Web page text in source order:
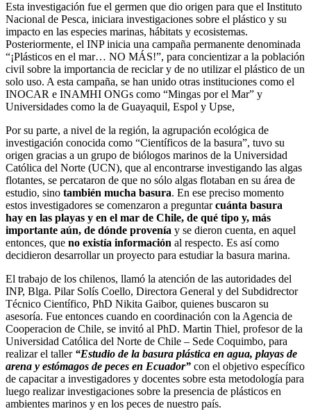
Esta investigación fue el germen que dio origen para que el Instituto
Nacional de Pesca, iniciara investigaciones sobre el plástico y su
impacto en las especies marinas, hábitats y ecosistemas.
Posteriormente, el INP inicia una campaña permanente denominada
“¡Plásticos en el mar… NO MÁS!”, para concientizar a la población
civil sobre la importancia de reciclar y de no utilizar el plástico de un
solo uso. A esta campaña, se han unido otras instituciones como el
INOCAR e INAMHI ONGs como “Mingas por el Mar” y
Universidades como la de Guayaquil, Espol y Upse,
Por su parte, a nivel de la región, la agrupación ecológica de
investigación conocida como “Científicos de la basura”, tuvo su
origen gracias a un grupo de biólogos marinos de la Universidad
Católica del Norte (UCN), que al encontrarse investigando las algas
flotantes, se percataron de que no sólo algas flotaban en su área de
estudio, sino también mucha basura. En ese preciso momento
estos investigadores se comenzaron a preguntarcuánta basura
hay en las playas y en el mar de Chile, de qué tipo y, más
importante aún, de dónde provenía y se dieron cuenta, en aquel
entonces, que no existía información al respecto. Es así como
decidieron desarrollar un proyecto para estudiar la basura marina.
El trabajo de los chilenos, llamó la atención de las autoridades del
INP, Blga. Pilar Solís Coello, Directora General y del Subdidrector
Técnico Científico, PhD Nikita Gaibor, quienes buscaron su
asesoría. Fue entonces cuando en coordinación con la Agencia de
Cooperacion de Chile, se invitó al PhD. Martin Thiel, profesor de la
Universidad Católica del Norte de Chile – Sede Coquimbo, para
realizar el taller “Estudio de la basura plástica en agua, playas de
arena y estómagos de peces en Ecuador” con el objetivo específico
de capacitar a investigadores y docentes sobre esta metodología para
luego realizar investigaciones sobre la presencia de plásticos en
ambientes marinos y en los peces de nuestro país.